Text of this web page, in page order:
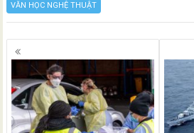
VĂN HỌC NGHỆ THUẬT
Posts
navigation